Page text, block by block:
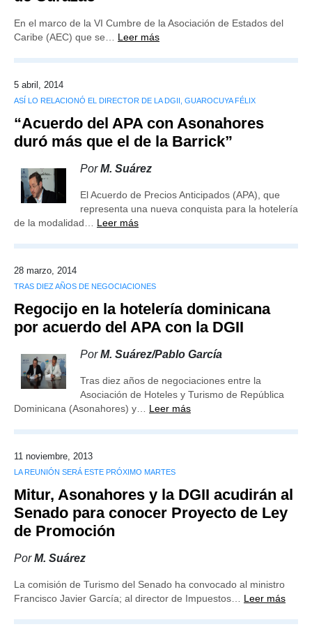
En el marco de la VI Cumbre de la Asociación de Estados del
Caribe (AEC) que se… Leer más
5 abril, 2014
ASÍ LO RELACIONÓ EL DIRECTOR DE LA DGII, GUAROCUYA FÉLIX
“Acuerdo del APA con Asonahores
duró más que el de la Barrick”
PorM. Suárez
El Acuerdo de Precios Anticipados (APA), que
representa una nueva conquista para la hotelería
de la modalidad… Leer más
28 marzo, 2014
TRAS DIEZ AÑOS DE NEGOCIACIONES
Regocijo en la hotelería dominicana
por acuerdo del APA con la DGII
PorM. Suárez/Pablo García
Tras diez años de negociaciones entre la
Asociación de Hoteles y Turismo de República
Dominicana (Asonahores) y… Leer más
11 noviembre, 2013
LA REUNIÓN SERÁ ESTE PRÓXIMO MARTES
Mitur, Asonahores y la DGII acudirán al
Senado para conocer Proyecto de Ley
de Promoción
PorM. Suárez
La comisión de Turismo del Senado ha convocado al ministro
Francisco Javier García; al director de Impuestos… Leer más